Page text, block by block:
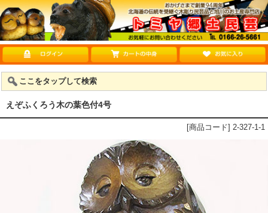
ここをタップして検索
えぞふくろう木の葉色付4号
[商品コード] 2-327-1-1